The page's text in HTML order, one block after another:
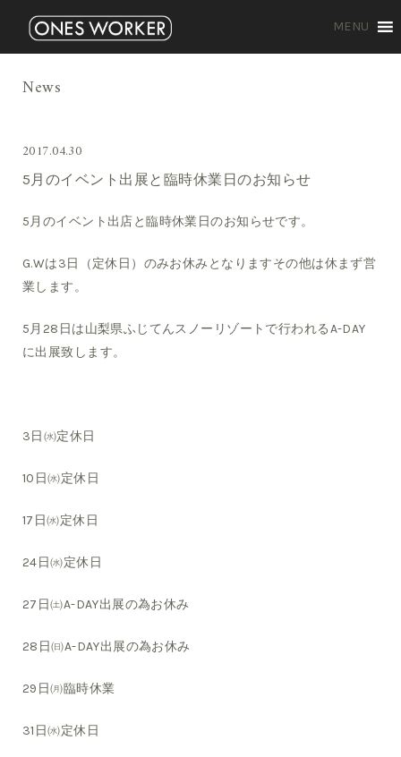
MENU
News
2017.04.30
5月のイベント出展と臨時休業日のお知らせ
5月のイベント出店と臨時休業日のお知らせです。
G.Wは3日（定休日）のみお休みとなりますその他は休まず営
業します。
5月28日は山梨県ふじてんスノーリゾートで行われるA-DAY
に出展致します。
3日㈬定休日
10日㈬定休日
17日㈬定休日
24日㈬定休日
27日㈯A-DAY出展の為お休み
28日㈰A-DAY出展の為お休み
29日㈪臨時休業
31日㈬定休日